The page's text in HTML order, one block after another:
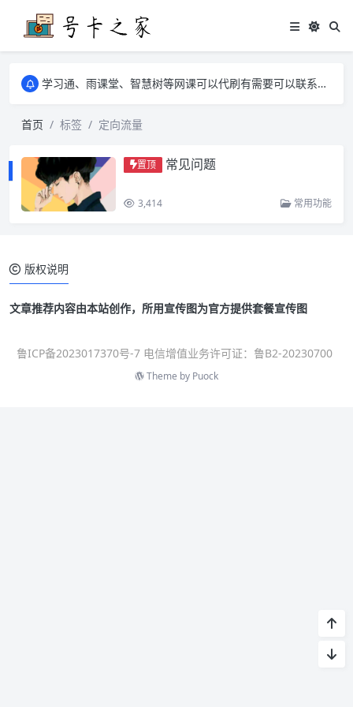
学习通、雨课堂、智慧树等网课可以代刷有需要可以联系邮箱i@tuzi.la
学习通、雨课堂、智慧树等网课可以代刷有需要可以联系邮箱i@tuzi.la
首页
标签 定向流量
置顶 常见问题
3,414 常用功能
版权说明
文章推荐内容由本站创作，所用宣传图为官方提供套餐宣传图
鲁ICP备2023017370号-7 电信增值业务许可证：鲁B2-20230700
Theme by Puock